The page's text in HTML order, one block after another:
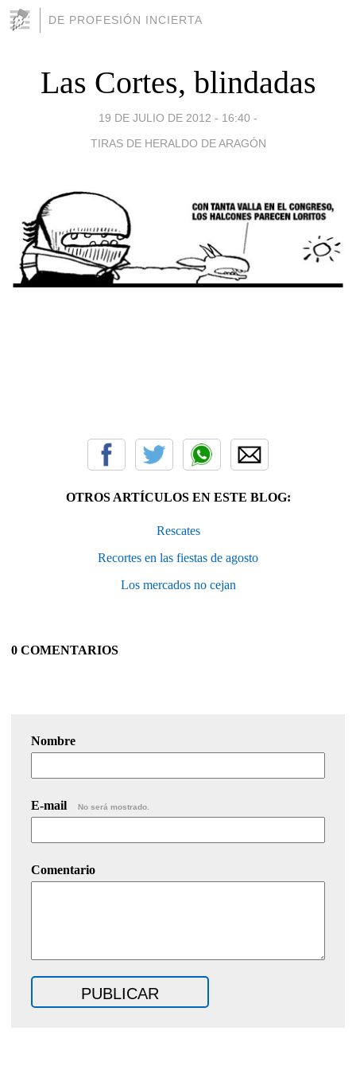
DE PROFESIÓN INCIERTA
Las Cortes, blindadas
19 DE JULIO DE 2012 - 16:40 -
TIRAS DE HERALDO DE ARAGÓN
OTROS ARTÍCULOS EN ESTE BLOG:
Rescates
Recortes en las fiestas de agosto
Los mercados no cejan
0 COMENTARIOS
Nombre
E-mail No será mostrado.
Comentario